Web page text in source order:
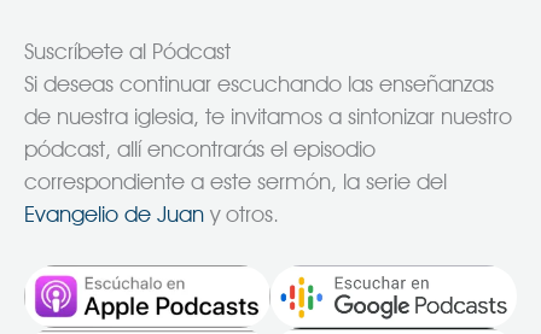
Suscríbete al Pódcast
Si deseas continuar escuchando las enseñanzas
de nuestra iglesia, te invitamos a sintonizar nuestro
pódcast, allí encontrarás el episodio
correspondiente a este sermón, la serie del
Evangelio de Juan y otros.